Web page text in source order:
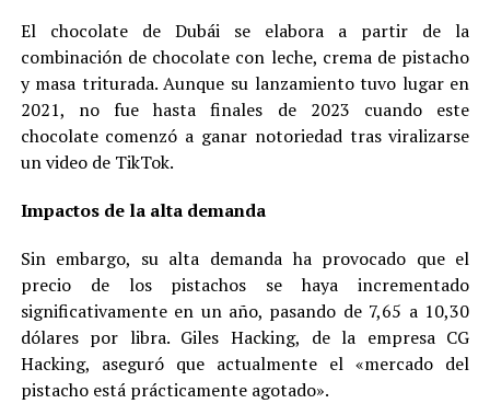
El chocolate de Dubái se elabora a partir de la
combinación de chocolate con leche, crema de pistacho
y masa triturada. Aunque su lanzamiento tuvo lugar en
2021, no fue hasta finales de 2023 cuando este
chocolate comenzó a ganar notoriedad tras viralizarse
un video de TikTok.
Impactos de la alta demanda
Sin embargo, su alta demanda ha provocado que el
precio de los pistachos se haya incrementado
significativamente en un año, pasando de 7,65 a 10,30
dólares por libra. Giles Hacking, de la empresa CG
Hacking, aseguró que actualmente el «mercado del
pistacho está prácticamente agotado».